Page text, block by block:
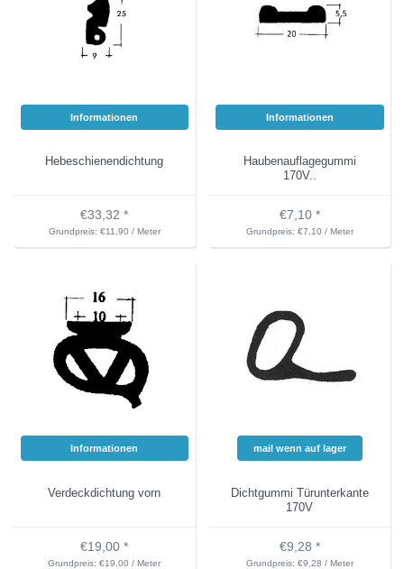
Informationen
Hebeschienendichtung
€33,32 *
Grundpreis: €11,90 / Meter
Informationen
Haubenauflagegummi
170V..
€7,10 *
Grundpreis: €7,10 / Meter
Informationen
Verdeckdichtung vorn
€19,00 *
Grundpreis: €19,00 / Meter
mail wenn auf lager
Dichtgummi Türunterkante
170V
€9,28 *
Grundpreis: €9,28 / Meter